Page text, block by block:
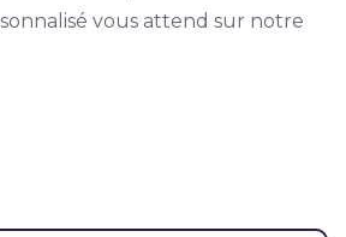
vous attend sur notre